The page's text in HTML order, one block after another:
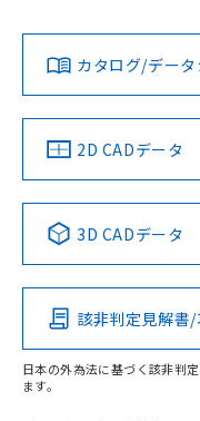
ダウンロードデータを
みください。
ソフトウェアの使用条件
対応済み
中国 RoHS 注意事
Pb Hg
O
LR型式承認
（イギリス
船舶規格）
（
No No
こ
その他の認証
カタログ/デー
2D CADデータ
3D CADデータ
該非判定見解書
日本の外為法に基づく該非判
ます。